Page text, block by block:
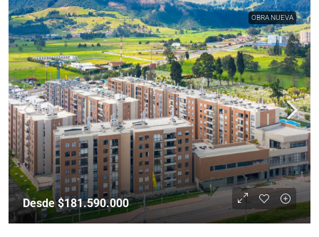
OBRA NUEVA
Desde $181.590.000